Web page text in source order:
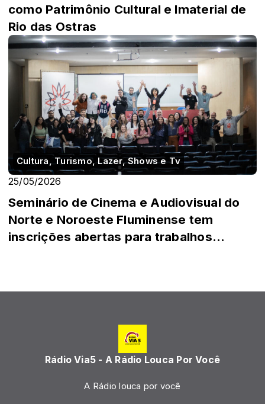
como Patrimônio Cultural e Imaterial de
Rio das Ostras
Cultura, Turismo, Lazer, Shows e Tv
25/05/2026
Seminário de Cinema e Audiovisual do
Norte e Noroeste Fluminense tem
inscrições abertas para trabalhos
Rádio Via5 - A Rádio Louca Por Você
A Rádio louca por você